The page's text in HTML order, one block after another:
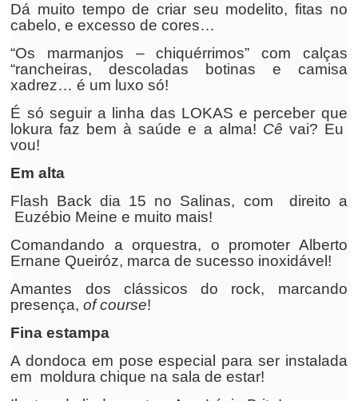
Dá muito tempo de criar seu modelito, fitas no
cabelo, e excesso de cores…
“Os marmanjos – chiquérrimos” com calças
“rancheiras, descoladas botinas e camisa
xadrez… é um luxo só!
É só seguir a linha das LOKAS e perceber que
lokura faz bem à saúde e a alma! Cê vai? Eu
vou!
Em alta
Flash Back dia 15 no Salinas, com direito a
Euzébio Meine e muito mais!
Comandando a orquestra, o promoter Alberto
Ernane Queiróz, marca de sucesso inoxidável!
Amantes dos clássicos do rock, marcando
presença,of course!
Fina estampa
A dondoca em pose especial para ser instalada
em moldura chique na sala de estar!